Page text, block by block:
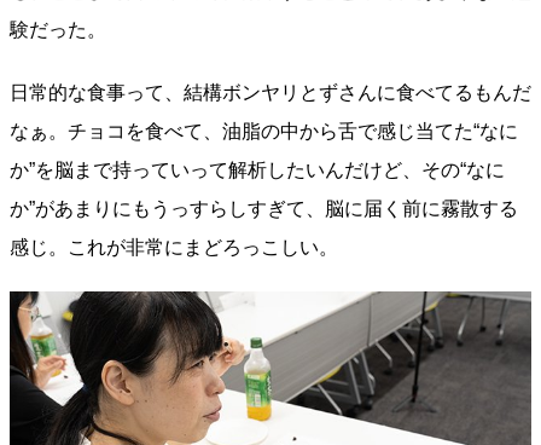
験だった。
日常的な食事って、結構ボンヤリとずさんに食べてるもんだ
なぁ。チョコを食べて、油脂の中から舌で感じ当てた“なに
か”を脳まで持っていって解析したいんだけど、その“なに
か”があまりにもうっすらしすぎて、脳に届く前に霧散する
感じ。これが非常にまどろっこしい。